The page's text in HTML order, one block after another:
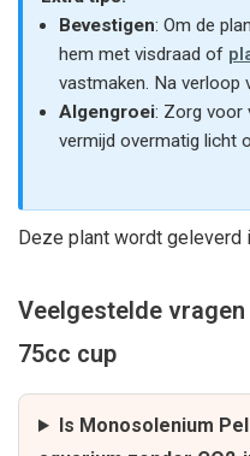
Bevestigen: Om de
hem met visdraad of
vastmaken. Na verloop
Algengroei: Zorg voor
vermijd overmatig licht
Deze plant wordt geleverd
Veelgestelde
75cc cup
Is Monosolenium